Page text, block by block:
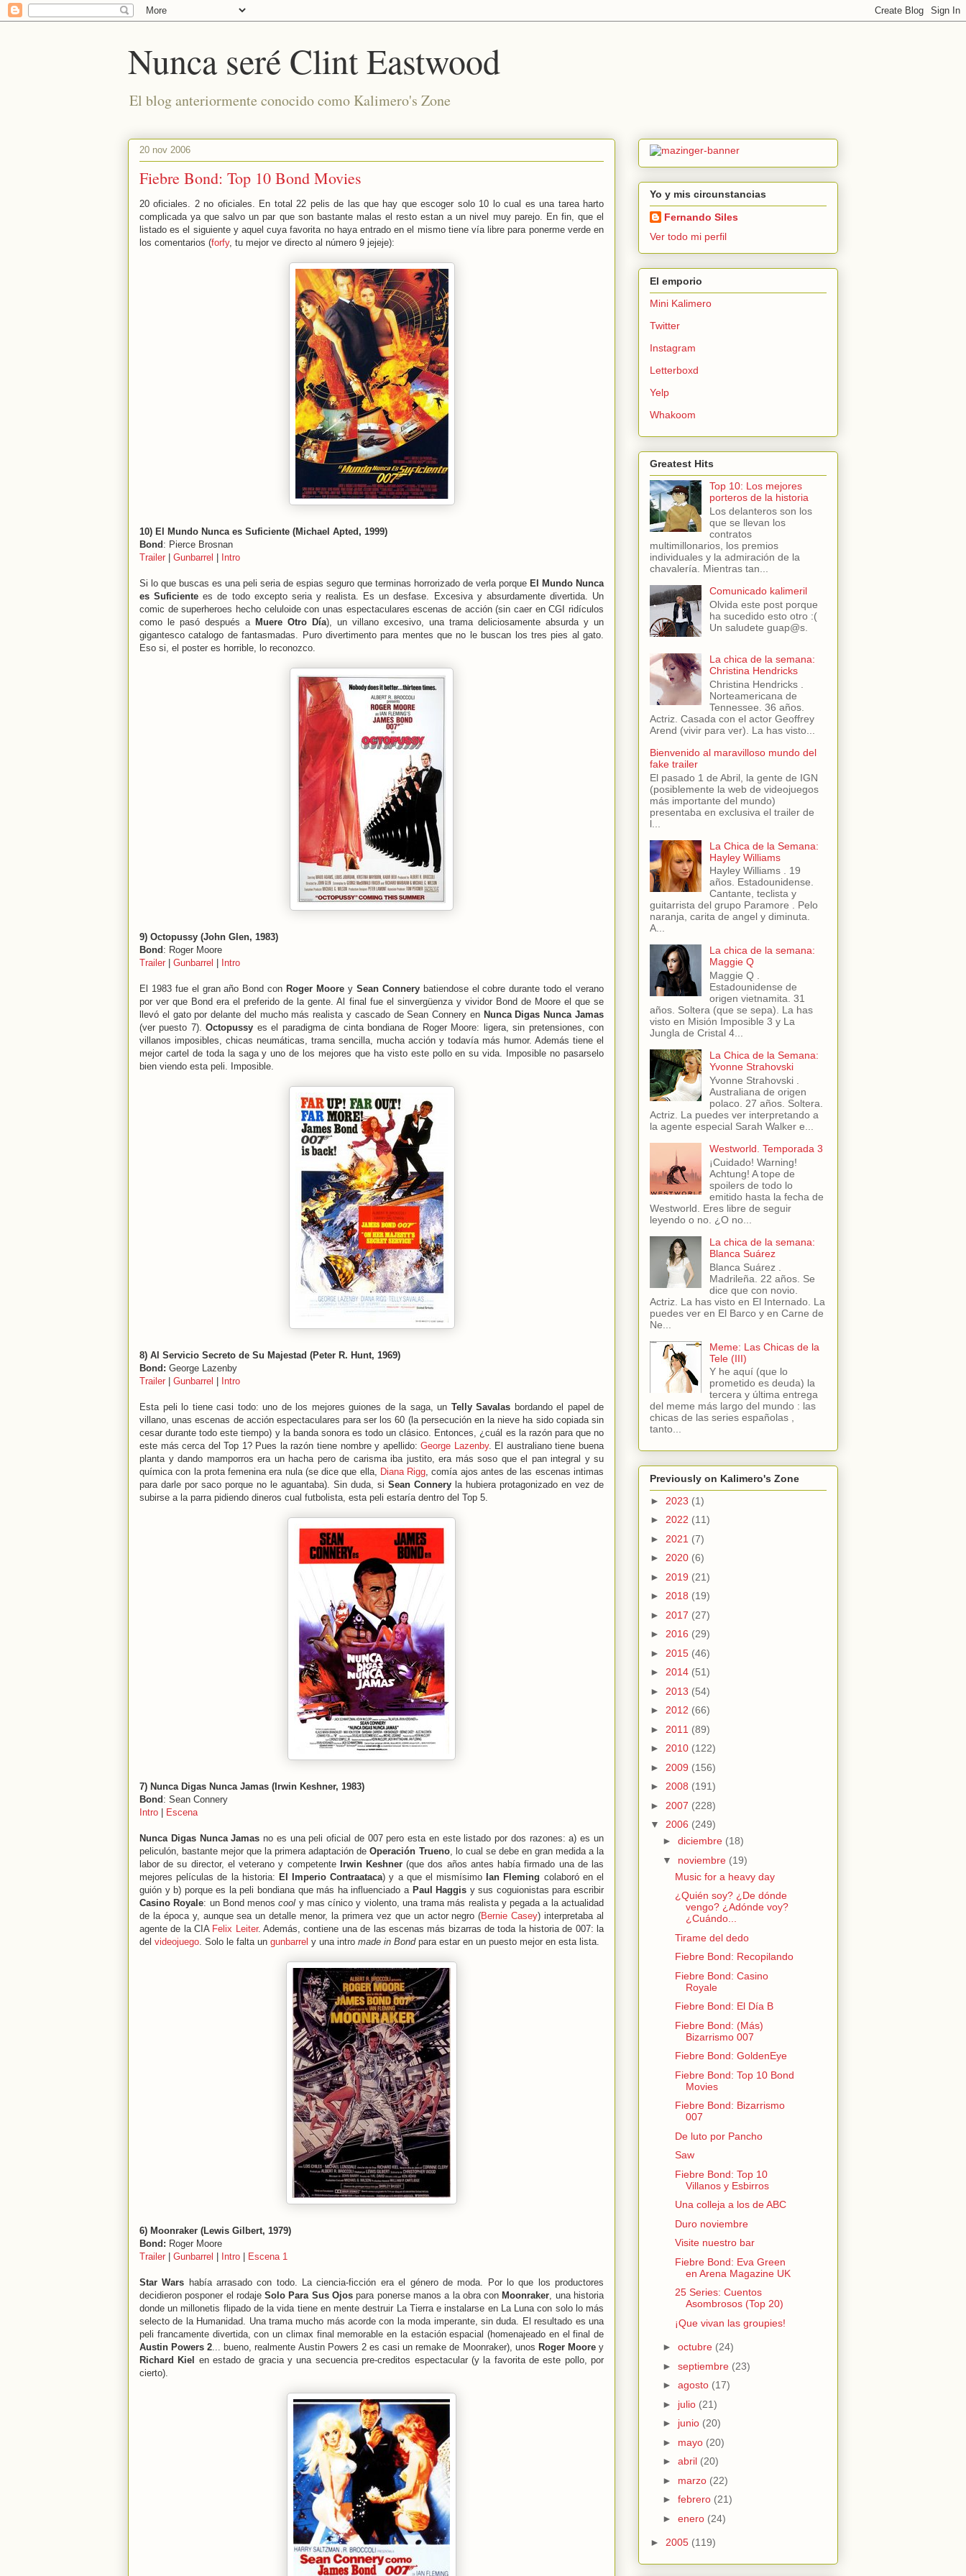
Nunca seré Clint Eastwood
El blog anteriormente conocido como Kalimero's Zone
20 nov 2006
Fiebre Bond: Top 10 Bond Movies
20 oficiales. 2 no oficiales. En total 22 pelis de las que hay que escoger solo 10 lo cual es una tarea harto
complicada ya que salvo un par que son bastante malas el resto estan a un nivel muy parejo. En fin, que el
listado es el siguiente y aquel cuya favorita no haya entrado en el mismo tiene vía libre para ponerme verde en
los comentarios (forfy, tu mejor ve directo al número 9 jejeje):
10) El Mundo Nunca es Suficiente (Michael Apted, 1999)
Bond : Pierce Brosnan
Trailer
Gunbarrel Intro
Si lo que buscas es una peli seria de espias seguro que terminas horrorizado de verla porque El Mundo Nunca
es Suficiente es de todo excepto seria y realista. Es un desfase. Excesiva y absurdamente divertida. Un
comic de superheroes hecho celuloide con unas espectaculares escenas de acción (sin caer en CGI ridículos
como le pasó después a Muere Otro Día), un villano excesivo, una trama deliciosamente absurda y un
gigantesco catalogo de fantasmadas. Puro divertimento para mentes que no le buscan los tres pies al gato.
Eso si, el poster es horrible, lo reconozco.
9) Octopussy (John Glen, 1983)
Bond : Roger Moore
Trailer
Gunbarrel Intro
El 1983 fue el gran año Bond con Roger Moore y Sean Connerybatiendose el cobre durante todo el verano
por ver que Bond era el preferido de la gente. Al final fue el sinvergüenza y vividor Bond de Moore el que se
llevó el gato por delante del mucho más realista y cascado de Sean Connery en Nunca Digas Nunca Jamas
(ver puesto 7).Octopussy es el paradigma de cinta bondiana de Roger Moore: ligera, sin pretensiones, con
villanos imposibles, chicas neumáticas, trama sencilla, mucha acción y todavía más humor. Además tiene el
mejor cartel de toda la saga y uno de los mejores que ha visto este pollo en su vida. Imposible no pasarselo
bien viendo esta peli. Imposible.
8) Al Servicio Secreto de Su Majestad (Peter R. Hunt, 1969)
Bond: George Lazenby
Trailer
Gunbarrel Intro
Esta peli lo tiene casi todo: uno de los mejores guiones de la saga, un Telly Savalas bordando el papel de
villano, unas escenas de acción espectaculares para ser los 60 (la persecución en la nieve ha sido copiada sin
cesar durante todo este tiempo) y la banda sonora es todo un clásico. Entonces, ¿cuál es la razón para que no
este más cerca del Top 1? Pues la razón tiene nombre y apellido:George Lazenby. El australiano tiene buena
planta y dando mamporros era un hacha pero de carisma iba justito, era más soso que el pan integral y su
química con la prota femenina era nula (se dice que ella, Diana Rigg, comía ajos antes de las escenas intimas
para darle por saco porque no le aguantaba). Sin duda, si Sean Connery la hubiera protagonizado en vez de
subirse a la parra pidiendo dineros cual futbolista, esta peli estaría dentro del Top 5.
7) Nunca Digas Nunca Jamas (Irwin Keshner, 1983)
Bond : Sean Connery
Intro
Escena
Nunca Digas Nunca Jamas no es una peli oficial de 007 pero esta en este listado por dos razones: a) es un
peliculón, bastante mejor que la primera adaptación deOperación Trueno, lo cual se debe en gran medida a la
labor de su director, el veterano y competente Irwin Keshner (que dos años antes había firmado una de las
mejores películas de la historia: El Imperio Contraataca) y a que el mismísimo Ian Fleming colaboró en el
guión y b) porque es la peli bondiana que más ha influenciado a Paul Haggis y sus coguionistas para escribir
Casino Royale: un Bond menoscool y mas cínico y violento, una trama más realista y pegada a la actualidad
de la época y, aunque sea un detalle menor, la primera vez que un actor negro (Bernie Casey) interpretaba al
agente de la CIA Felix Leiter. Además, contiene una de las escenas más bizarras de toda la historia de 007: la
del videojuego. Solo le falta un gunbarrel y una intro made in Bondpara estar en un puesto mejor en esta lista.
6) Moonraker (Lewis Gilbert, 1979)
Bond: Roger Moore
Trailer
Gunbarrel Intro Escena 1
Star Wars había arrasado con todo. La ciencia-ficción era el género de moda. Por lo que los productores
decidieron posponer el rodajeSolo Para Sus Ojos para ponerse manos a la obra con Moonraker, una historia
donde un millonetis flipado de la vida tiene en mente destruir La Tierra e instalarse en La Luna con solo lo más
selecto de la Humanidad. Una trama mucho más acorde con la moda imperante, sin duda. El resultado es una
peli francamente divertida, con un climax final memorable en la estación espacial (homenajeado en el final de
Austin Powers 2... bueno, realmente Austin Powers 2 es casi un remake de Moonraker), unos Roger Moorey
Richard Kiel
en estado de gracia y una secuencia pre-creditos espectacular (y la favorita de este pollo, por
cierto).
Yo y mis circunstancias
Fernando Siles
Ver todo mi perfil
El emporio
Mini Kalimero
Twitter
Instagram
Letterboxd
Yelp
Whakoom
Greatest Hits
Top 10: Los mejores
porteros de la historia
Los delanteros son los
que se llevan los
contratos
multimillonarios, los premios
individuales y la admiración de la
chavalería. Mientras tan...
Comunicado kalimeril
Olvida este post porque
ha sucedido esto otro :(
Un saludete guap@s.
La chica de la semana:
Christina Hendricks
Christina Hendricks .
Norteamericana de
Tennessee. 36 años.
Actriz. Casada con el actor Geoffrey
Arend (vivir para ver). La has visto...
Bienvenido al maravilloso mundo del
fake trailer
El pasado 1 de Abril, la gente de IGN
(posiblemente la web de videojuegos
más importante del mundo)
presentaba en exclusiva el trailer de
l...
La Chica de la Semana:
Hayley Williams
Hayley Williams . 19
años. Estadounidense.
Cantante, teclista y
guitarrista del grupo Paramore . Pelo
naranja, carita de angel y diminuta.
A...
La chica de la semana:
Maggie Q
Maggie Q .
Estadounidense de
origen vietnamita. 31
años. Soltera (que se sepa). La has
visto en Misión Imposible 3 y La
Jungla de Cristal 4...
La Chica de la Semana:
Yvonne Strahovski
Yvonne Strahovski .
Australiana de origen
polaco. 27 años. Soltera.
Actriz. La puedes ver interpretando a
la agente especial Sarah Walker e...
Westworld. Temporada 3
¡Cuidado! Warning!
Achtung! A tope de
spoilers de todo lo
emitido hasta la fecha de
Westworld. Eres libre de seguir
leyendo o no. ¿O no...
La chica de la semana:
Blanca Suárez
Blanca Suárez .
Madrileña. 22 años. Se
dice que con novio.
Actriz. La has visto en El Internado. La
puedes ver en El Barco y en Carne de
Ne...
Meme: Las Chicas de la
Tele (III)
Y he aquí (que lo
prometido es deuda) la
tercera y última entrega
del meme más largo del mundo : las
chicas de las series españolas ,
tanto...
Previously on Kalimero's Zone
► 2023 (1)
► 2022 (11)
► 2021 (7)
► 2020 (6)
► 2019 (21)
► 2018 (19)
► 2017 (27)
► 2016 (29)
► 2015 (46)
► 2014 (51)
► 2013 (54)
► 2012 (66)
► 2011 (89)
► 2010 (122)
► 2009 (156)
► 2008 (191)
► 2007 (228)
▼ 2006 (249)
► diciembre (18)
▼ noviembre (19)
Music for a heavy day
¿Quién soy? ¿De dónde
vengo? ¿Adónde voy?
¿Cuándo...
Tirame del dedo
Fiebre Bond: Recopilando
Fiebre Bond: Casino
Royale
Fiebre Bond: El Día B
Fiebre Bond: (Más)
Bizarrismo 007
Fiebre Bond: GoldenEye
Fiebre Bond: Top 10 Bond
Movies
Fiebre Bond: Bizarrismo
007
De luto por Pancho
Saw
Fiebre Bond: Top 10
Villanos y Esbirros
Una colleja a los de ABC
Duro noviembre
Visite nuestro bar
Fiebre Bond: Eva Green
en Arena Magazine UK
25 Series: Cuentos
Asombrosos (Top 20)
¡Que vivan las groupies!
► octubre (24)
► septiembre (23)
► agosto (17)
► julio (21)
► junio (20)
► mayo (20)
► abril (20)
► marzo (22)
► febrero (21)
► enero (24)
► 2005 (119)